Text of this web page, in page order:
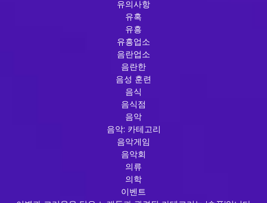
유의사항
유혹
유흥
유흥업소
음란업소
음란한
음성 훈련
음식
음식점
음악
음악: 카테고리
음악게임
음악회
의류
의학
이벤트